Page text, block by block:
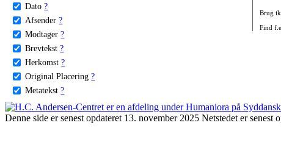
Dato ?
Afsender ?
Modtager ?
Brevtekst ?
Herkomst ?
Original Placering ?
Metatekst ?
Brug
Find
Denne side er senest opdateret 13. november 2025 Netstedet er senest